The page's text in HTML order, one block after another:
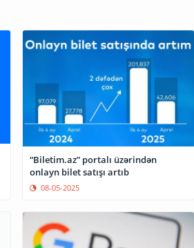
“Biletim.az” portalı üzərindən
onlayn bilet satışı artıb
08-05-2025